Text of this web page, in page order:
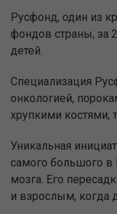
Русфонд, один из
фондов страны, за
детей.
Специализация
онкологией,
хрупкими
Уникальная
самого большого в
мозга. Его
и взрослым, когда